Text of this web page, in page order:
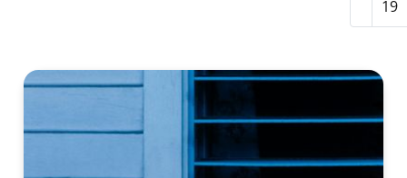
19